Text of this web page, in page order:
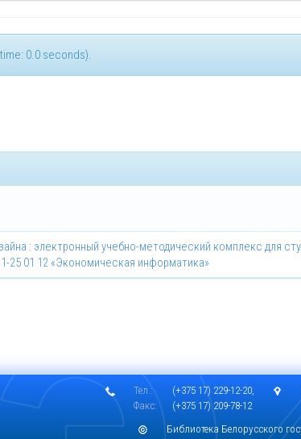
0.0 seconds).
: электронный учебно-методический комплекс для
25 01 12 «Экономическая информатика»
Тел.:
(+375 17) 229-12-20,
Факс:
(+375 17) 209-78-12
Библиотека Белорусского